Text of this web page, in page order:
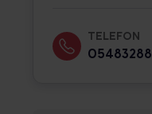
TELEFON
05483288